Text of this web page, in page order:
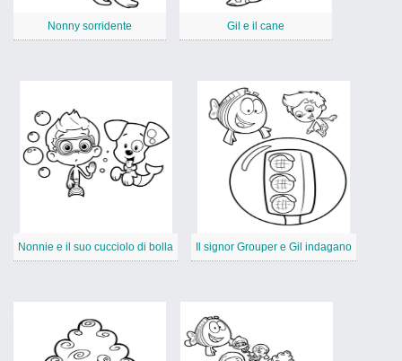
Nonny sorridente Gil e il cane
Nonnie e il suo cucciolo di bolla Il signor Grouper e Gil indagano